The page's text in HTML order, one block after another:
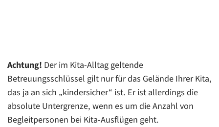
Achtung! Der im Kita-Alltag geltende
Betreuungsschlüssel gilt nur für das Gelände Ihrer Kita,
das ja an sich „kindersicher“ ist. Er ist allerdings die
absolute Untergrenze, wenn es um die Anzahl von
Begleitpersonen bei Kita-Ausflügen geht.